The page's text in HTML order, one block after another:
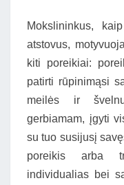
Mokslininkus,
atstovus,
kiti poreikiai:
patirti rūpinimąsi
meilės ir
gerbiamam, įgyti
su tuo susijusį
poreikis arba
individualias bei